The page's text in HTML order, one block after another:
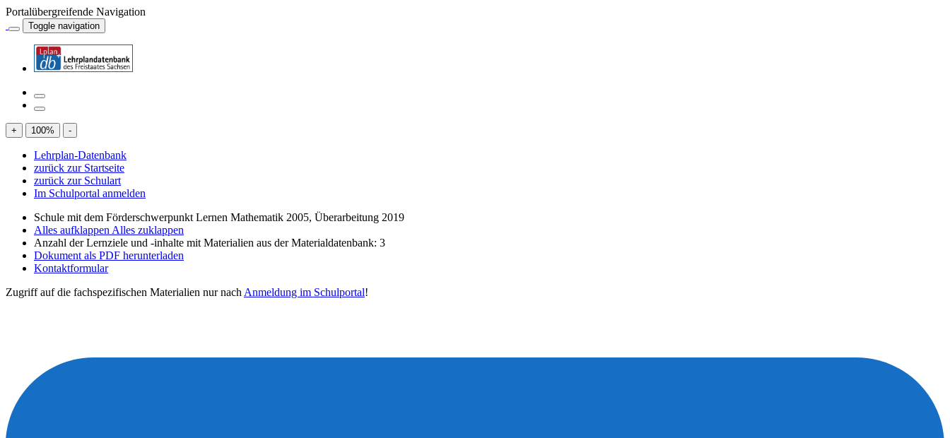
Portalübergreifende Navigation
Toggle navigation
+ 100% -
Lehrplan-Datenbank
zurück zur Startseite
zurück zur Schulart
Im Schulportal anmelden
Schule mit dem Förderschwerpunkt Lernen Mathematik 2005, Überarbeitung 2019
Alles aufklappen Alles zuklappen
Anzahl der Lernziele und -inhalte mit Materialien aus der Materialdatenbank: 3
Dokument als PDF herunterladen
Kontaktformular
Zugriff auf die fachspezifischen Materialien nur nach Anmeldung im Schulportal!